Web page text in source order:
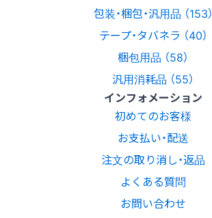
包装・梱包・汎用品 （153）
テープ・タバネラ （40）
梱包用品 （58）
汎用消耗品 （55）
インフォメーション
初めてのお客様
お支払い・配送
注文の取り消し・返品
よくある質問
お問い合わせ